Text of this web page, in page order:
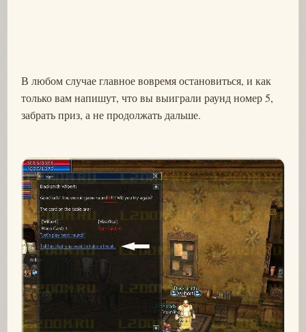
В любом случае главное вовремя остановиться, и как
только вам напишут, что вы выиграли раунд номер 5,
забрать приз, а не продолжать дальше.